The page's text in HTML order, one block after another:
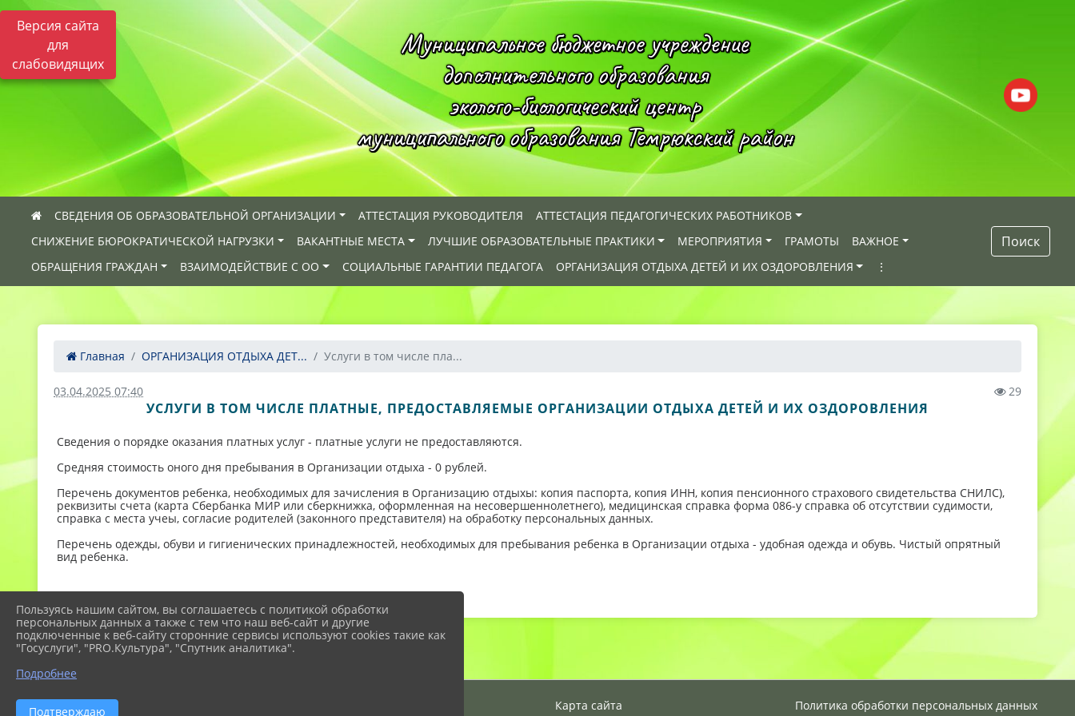
Версия сайта
для
слабовидящих
Муниципальное бюджетное учреждение
дополнительного образования
эколого-биологический центр
муниципального образования Темрюкский район
СВЕДЕНИЯ ОБ ОБРАЗОВАТЕЛЬНОЙ ОРГАНИЗАЦИИ АТТЕСТАЦИЯ РУКОВОДИТЕЛЯ
АТТЕСТАЦИЯ ПЕДАГОГИЧЕСКИХ РАБОТНИКОВ
СНИЖЕНИЕ БЮРОКРАТИЧЕСКОЙ НАГРУЗКИ
ВАКАНТНЫЕ МЕСТА ЛУЧШИЕ ОБРАЗОВАТЕЛЬНЫЕ ПРАКТИКИ МЕРОПРИЯТИЯ ГРАМОТЫ
ВАЖНОЕ
ОБРАЩЕНИЯ ГРАЖДАН
ВЗАИМОДЕЙСТВИЕ С ОО СОЦИАЛЬНЫЕ ГАРАНТИИ ПЕДАГОГА ОРГАНИЗАЦИЯ ОТДЫХА ДЕТЕЙ И ИХ ОЗДОРОВЛЕНИЯ ⋮
Поиск
Главная ОРГАНИЗАЦИЯ ОТДЫХА ДЕТ... Услуги в том числе пла...
03.04.2025 07:40 29
УСЛУГИ В ТОМ ЧИСЛЕ ПЛАТНЫЕ, ПРЕДОСТАВЛЯЕМЫЕ ОРГАНИЗАЦИИ ОТДЫХА ДЕТЕЙ И ИХ ОЗДОРОВЛЕНИЯ
Сведения о порядке оказания платных услуг - платные услуги не предоставляются.
Средняя стоимость оного дня пребывания в Организации отдыха - 0 рублей.
Перечень документов ребенка, необходимых для зачисления в Организацию отдыхы: копия паспорта, копия ИНН, копия пенсионного страхового свидетельства СНИЛС),
реквизиты счета (карта Сбербанка МИР или сберкнижка, оформленная на несовершеннолетнего), медицинская справка форма 086-у справка об отсутствии судимости,
справка с места учеы, согласие родителей (законного представителя) на обработку персональных данных.
Перечень одежды, обуви и гигиенических принадлежностей, необходимых для пребывания ребенка в Организации отдыха - удобная одежда и обувь. Чистый опрятный
вид ребенка.
2026 г. eco-centr.temr23.ru Карта сайта Политика обработки персональных данных
Пользуясь нашим сайтом, вы соглашаетесь с политикой обработки
персональных данных а также с тем что наш веб-сайт и другие
подключенные к веб-сайту сторонние сервисы используют cookies такие как
"Госуслуги", "PRO.Культура", "Спутник аналитика".
Подробнее
Подтверждаю